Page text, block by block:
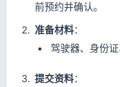
前预约并确认。
准备材料：
驾驶器、身份
提交资料：